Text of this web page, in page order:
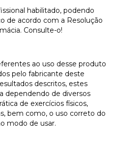
habilitado, podendo
de acordo com a Resolução
Consulte-o!
ao uso desse produto
pelo fabricante deste
descritos, estes
dependendo de diversos
de exercícios físicos,
bem como, o uso correto do
modo de usar.